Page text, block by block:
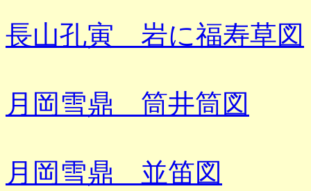
長山孔寅 岩に福寿草図
月岡雪鼎 筒井筒図
月岡雪鼎 並笛図